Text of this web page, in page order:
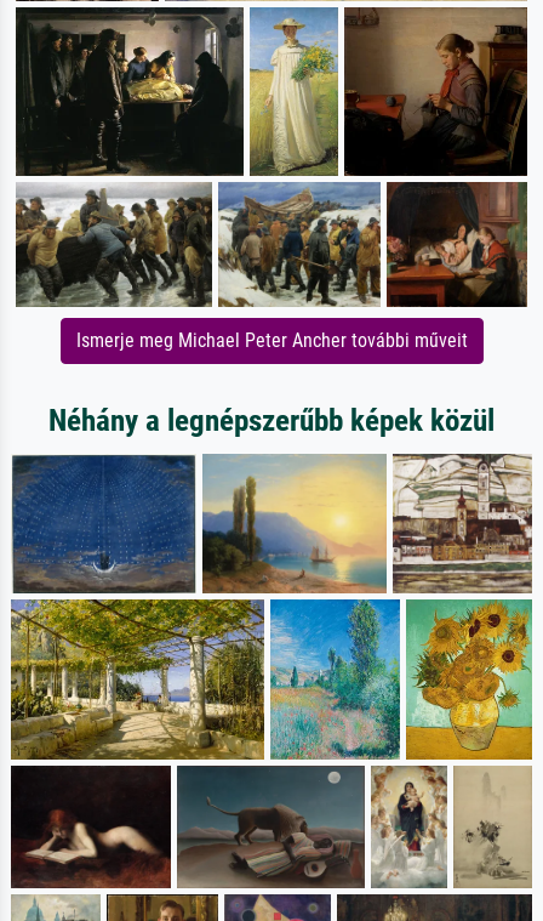
Ismerje meg Michael Peter Ancher további műveit
Néhány a legnépszerűbb képek közül